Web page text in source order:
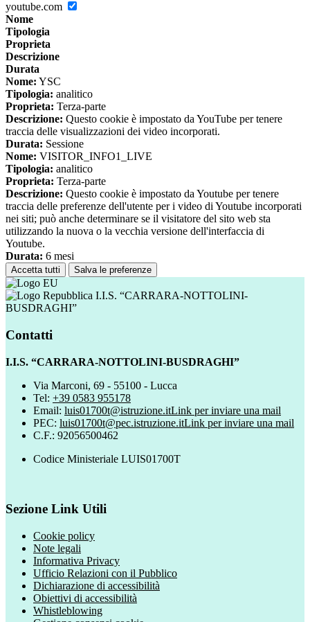
youtube.com
Nome
Tipologia
Proprieta
Descrizione
Durata
Nome: YSC
Tipologia: analitico
Proprieta: Terza-parte
Descrizione: Questo cookie è impostato da YouTube per tenere
traccia delle visualizzazioni dei video incorporati.
Durata: Sessione
Nome: VISITOR_INFO1_LIVE
Tipologia: analitico
Proprieta: Terza-parte
Descrizione: Questo cookie è impostato da Youtube per tenere
traccia delle preferenze dell'utente per i video di Youtube incorporati
nei siti; può anche determinare se il visitatore del sito web sta
utilizzando la nuova o la vecchia versione dell'interfaccia di
Youtube.
Durata: 6 mesi
Accetta tutti Salva le preferenze
I.I.S. “CARRARA-NOTTOLINI-
BUSDRAGHI”
Contatti
I.I.S. “CARRARA-NOTTOLINI-BUSDRAGHI”
Via Marconi, 69 - 55100 - Lucca
Tel: +39 0583 955178
Email: luis01700t@istruzione.itLink per inviare una mail
PEC: luis01700t@pec.istruzione.itLink per inviare una mail
C.F.: 92056500462
Codice Ministeriale LUIS01700T
Sezione Link Utili
Cookie policy
Note legali
Informativa Privacy
Ufficio Relazioni con il Pubblico
Dichiarazione di accessibilità
Obiettivi di accessibilità
Whistleblowing